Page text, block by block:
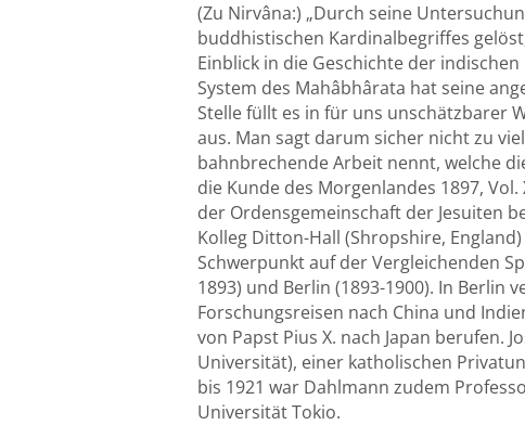
(Zu Nirvâna:) „Durch seine
buddhistischen Kardinalbegriffes
Einblick in die Geschichte der
System des Mahâbhârata hat seine
Stelle füllt es in für uns unschätzbarer
aus. Man sagt darum sicher nicht zu
bahnbrechende Arbeit nennt, welche
die Kunde des Morgenlandes 1897,
der Ordensgemeinschaft der Jesuiten
Kolleg Ditton-Hall (Shropshire,
Schwerpunkt auf der Vergleichenden
1893) und Berlin (1893-1900). In
Forschungsreisen nach China und
von Papst Pius X. nach Japan berufen.
Universität), einer katholischen
bis 1921 war Dahlmann zudem
Universität Tokio.